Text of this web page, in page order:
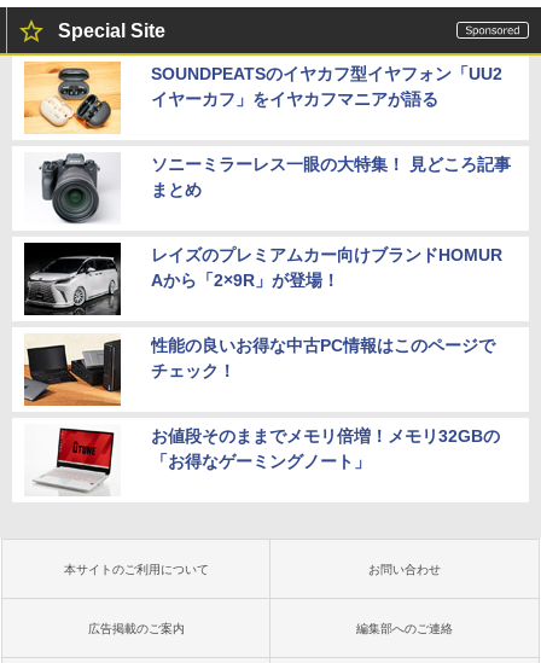
Special Site
SOUNDPEATSのイヤカフ型イヤフォン「UU2
イヤーカフ」をイヤカフマニアが語る
ソニーミラーレス一眼の大特集！ 見どころ記事
まとめ
レイズのプレミアムカー向けブランドHOMUR
Aから「2×9R」が登場！
性能の良いお得な中古PC情報はこのページで
チェック！
お値段そのままでメモリ倍増！メモリ32GBの
「お得なゲーミングノート」
本サイトのご利用について お問い合わせ
広告掲載のご案内 編集部へのご連絡